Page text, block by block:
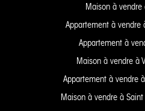
Maison à
Appartement à vendre
Appartement à
Maison à vendre à
Appartement à vendre
Maison à vendre à